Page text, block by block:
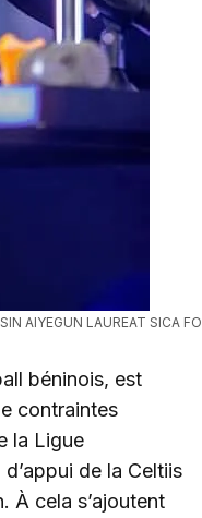
AIYEGUN LAUREAT SICA FO
béninois, est
contraintes
la Ligue
de la Celtiis
À cela s’ajoutent